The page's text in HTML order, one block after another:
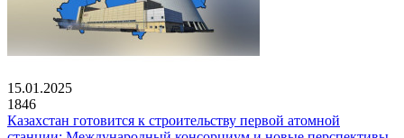
15.01.2025
1846
Казахстан готовится к строительству первой атомной